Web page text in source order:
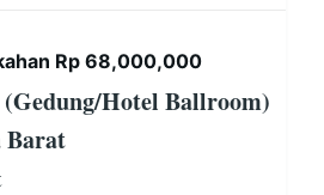
Rp 68,000,000
Hotel Ballroom)
Barat